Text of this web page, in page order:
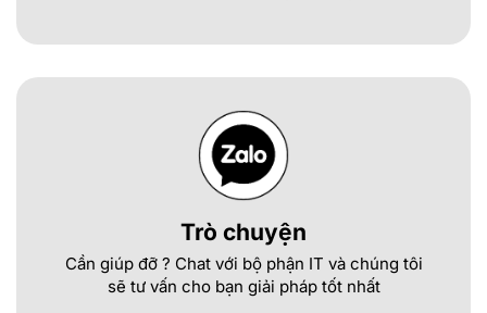
Trò chuyện
Cần giúp đỡ ? Chat với bộ phận IT và chúng tôi
sẽ tư vấn cho bạn giải pháp tốt nhất